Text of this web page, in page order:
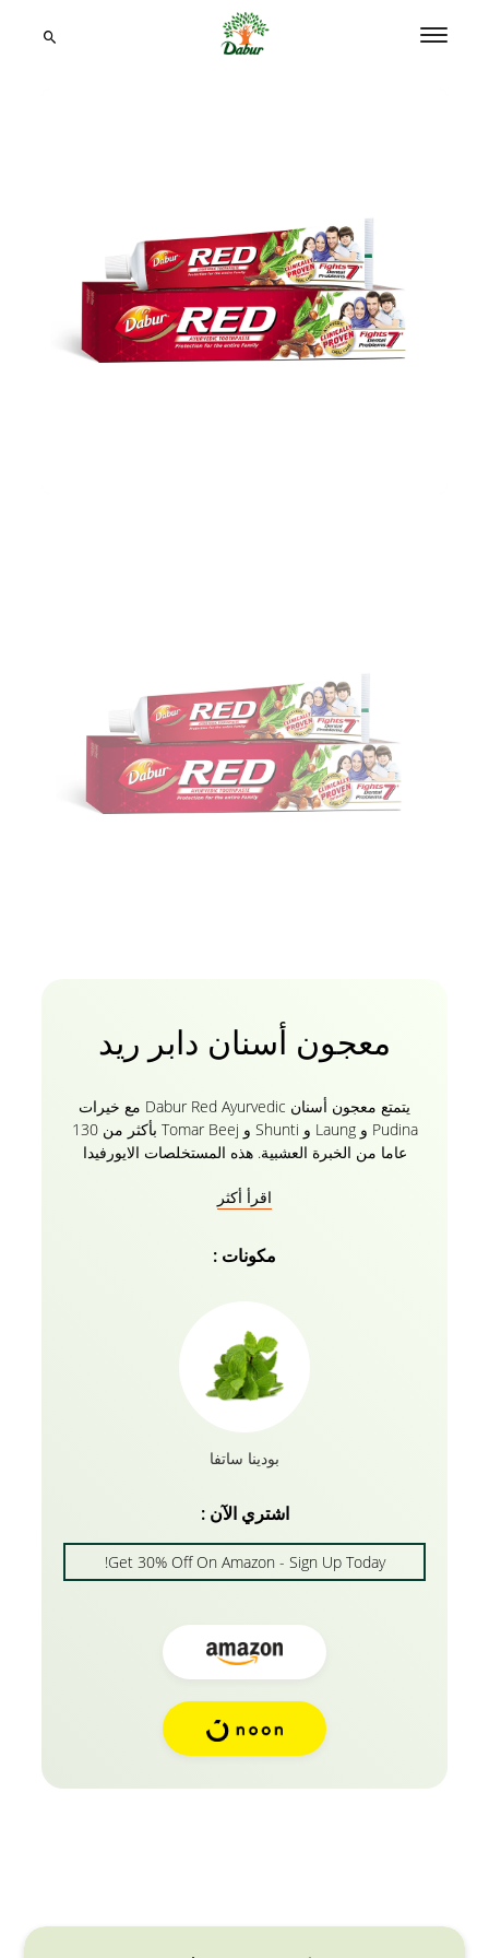
معجون أسنان دابر ريد
يتمتع معجون أسنان Dabur Red Ayurvedic مع خيرات
Pudina و Laung و Shunti و Tomar Beej بأكثر من 130
عاما من الخبرة العشبية. هذه المستخلصات الايورفيدا
ابتسامتك الثمينة مع تركيبة معجون الأسنان العضوية
بما في ذلك نزيف اللثة والتجاويف ورائحة الفم الكريهة
الكريهة!
اقرأ أكثر
مكونات :
بودينا ساتفا
اشتري الآن :
Get 30% Off On Amazon - Sign Up Today!